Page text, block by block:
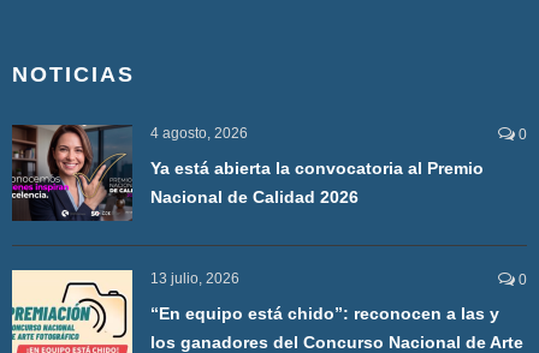
NOTICIAS
4 agosto, 2026 0
Ya está abierta la convocatoria al Premio
Nacional de Calidad 2026
13 julio, 2026 0
“En equipo está chido”: reconocen a las y
los ganadores del Concurso Nacional de Arte